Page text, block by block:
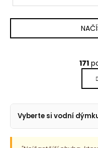
171
Vyberte si vodní